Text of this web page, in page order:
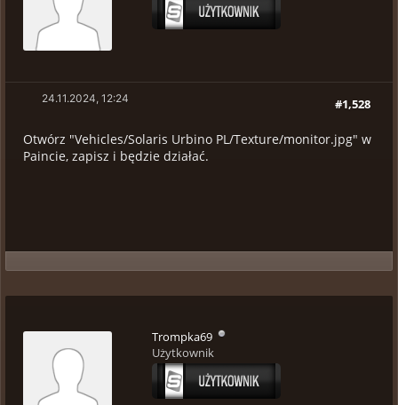
#1,528
24.11.2024, 12:24
Otwórz "Vehicles/Solaris Urbino PL/Texture/monitor.jpg" w
Paincie, zapisz i będzie działać.
Trompka69
Użytkownik